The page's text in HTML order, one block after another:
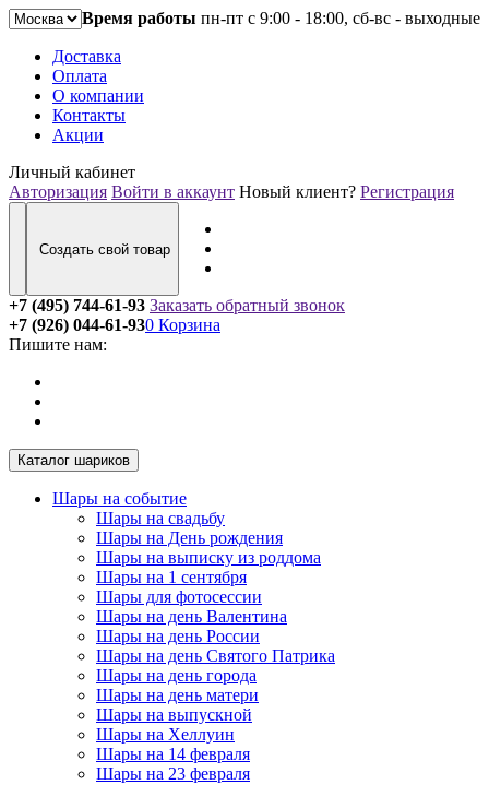
Время работы пн-пт с 9:00 - 18:00, сб-вс - выходные
Доставка
Оплата
О компании
Контакты
Акции
Личный кабинет
Авторизация Войти в аккаунт Новый клиент? Регистрация
Создать свой товар
+7 (495) 744-61-93 Заказать обратный звонок
+7 (926) 044-61-93
Пишите нам:
0 Корзина
Каталог шариков
Шары на событие
Шары на свадьбу
Шары на День рождения
Шары на выписку из роддома
Шары на 1 сентября
Шары для фотосессии
Шары на день Валентина
Шары на день России
Шары на день Святого Патрика
Шары на день города
Шары на день матери
Шары на выпускной
Шары на Хеллуин
Шары на 14 февраля
Шары на 23 февраля